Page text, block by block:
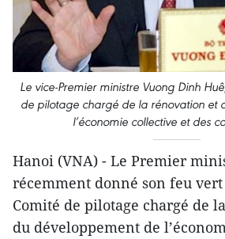
Le vice-Premier ministre Vuong Dinh
de pilotage chargé de la rénovation et
l’économie collective et des
​Hanoi (VNA) - Le Premier
récemment donné ​son feu
Comité de pilotage chargé de
du développement de